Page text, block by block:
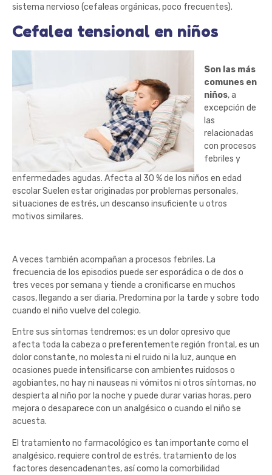
sistema nervioso (cefaleas orgánicas, poco frecuentes).
Cefalea tensional en niños
Son las más
comunes en
niños, a
excepción de
las
relacionadas
con procesos
febriles y
enfermedades agudas. Afecta al 30 % de los niños en edad
escolar Suelen estar originadas por problemas personales,
situaciones de estrés, un descanso insuficiente u otros
motivos similares.
A veces también acompañan a procesos febriles. La
frecuencia de los episodios puede ser esporádica o de dos o
tres veces por semana y tiende a cronificarse en muchos
casos, llegando a ser diaria. Predomina por la tarde y sobre todo
cuando el niño vuelve del colegio.
Entre sus síntomas tendremos: es un dolor opresivo que
afecta toda la cabeza o preferentemente región frontal, es un
dolor constante, no molesta ni el ruido ni la luz, aunque en
ocasiones puede intensificarse con ambientes ruidosos o
agobiantes, no hay ni nauseas ni vómitos ni otros síntomas, no
despierta al niño por la noche y puede durar varias horas, pero
mejora o desaparece con un analgésico o cuando el niño se
acuesta.
El tratamiento no farmacológico es tan importante como el
analgésico, requiere control de estrés, tratamiento de los
factores desencadenantes, así como la comorbilidad